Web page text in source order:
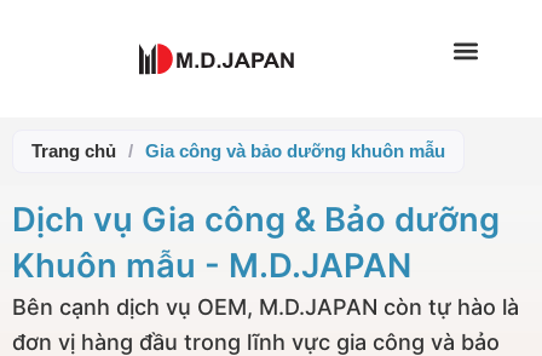
Trang chủ / Gia công và bảo dưỡng khuôn mẫu
Dịch vụ Gia công & Bảo dưỡng
Khuôn mẫu - M.D.JAPAN
Bên cạnh dịch vụ OEM, M.D.JAPAN còn tự hào là
đơn vị hàng đầu trong lĩnh vực gia công và bảo